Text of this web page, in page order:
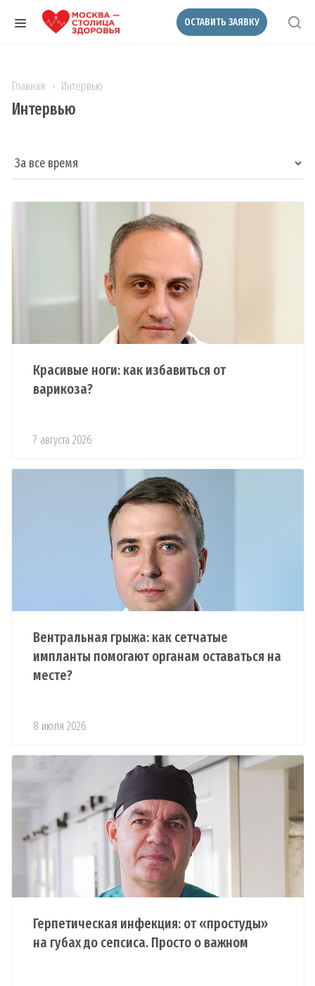
ОСТАВИТЬ ЗАЯВКУ
Главная Интервью
Интервью
Красивые ноги: как избавиться от
варикоза?
7 августа 2026
Вентральная грыжа: как сетчатые
импланты помогают органам оставаться на
месте?
8 июля 2026
Герпетическая инфекция: от «простуды»
на губах до сепсиса. Просто о важном